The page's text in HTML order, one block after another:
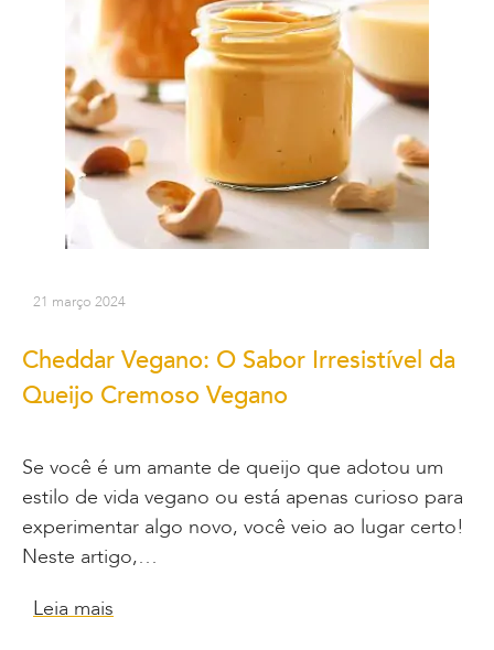
21 março 2024
Cheddar Vegano: O Sabor Irresistível da
Queijo Cremoso Vegano
Se você é um amante de queijo que adotou um
estilo de vida vegano ou está apenas curioso para
experimentar algo novo, você veio ao lugar certo!
Neste artigo,…
Leia mais